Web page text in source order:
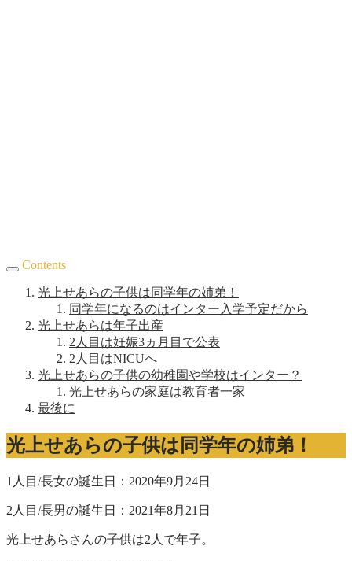
Contents
光上せあらの子供は同学年の姉弟！
同学年になるのはインター入学予定だから
光上せあらは年子出産
2人目は妊娠3ヵ月目で公表
2人目はNICUへ
光上せあらの子供の幼稚園や学校はインター？
光上せあらの家庭は教育者一家
最後に
光上せあらの子供は同学年の姉弟！
1人目/長女の誕生日：2020年9月24日
2人目/長男の誕生日：2021年8月21日
光上せあらさんの子供は2人で年子。